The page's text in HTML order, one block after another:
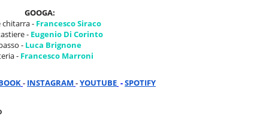
GOOGA:
chitarra - Francesco Siraco
- Eugenio Di Corinto
- Luca Brignone
- Francesco Marroni
- INSTAGRAM - YOUTUBE - SPOTIFY